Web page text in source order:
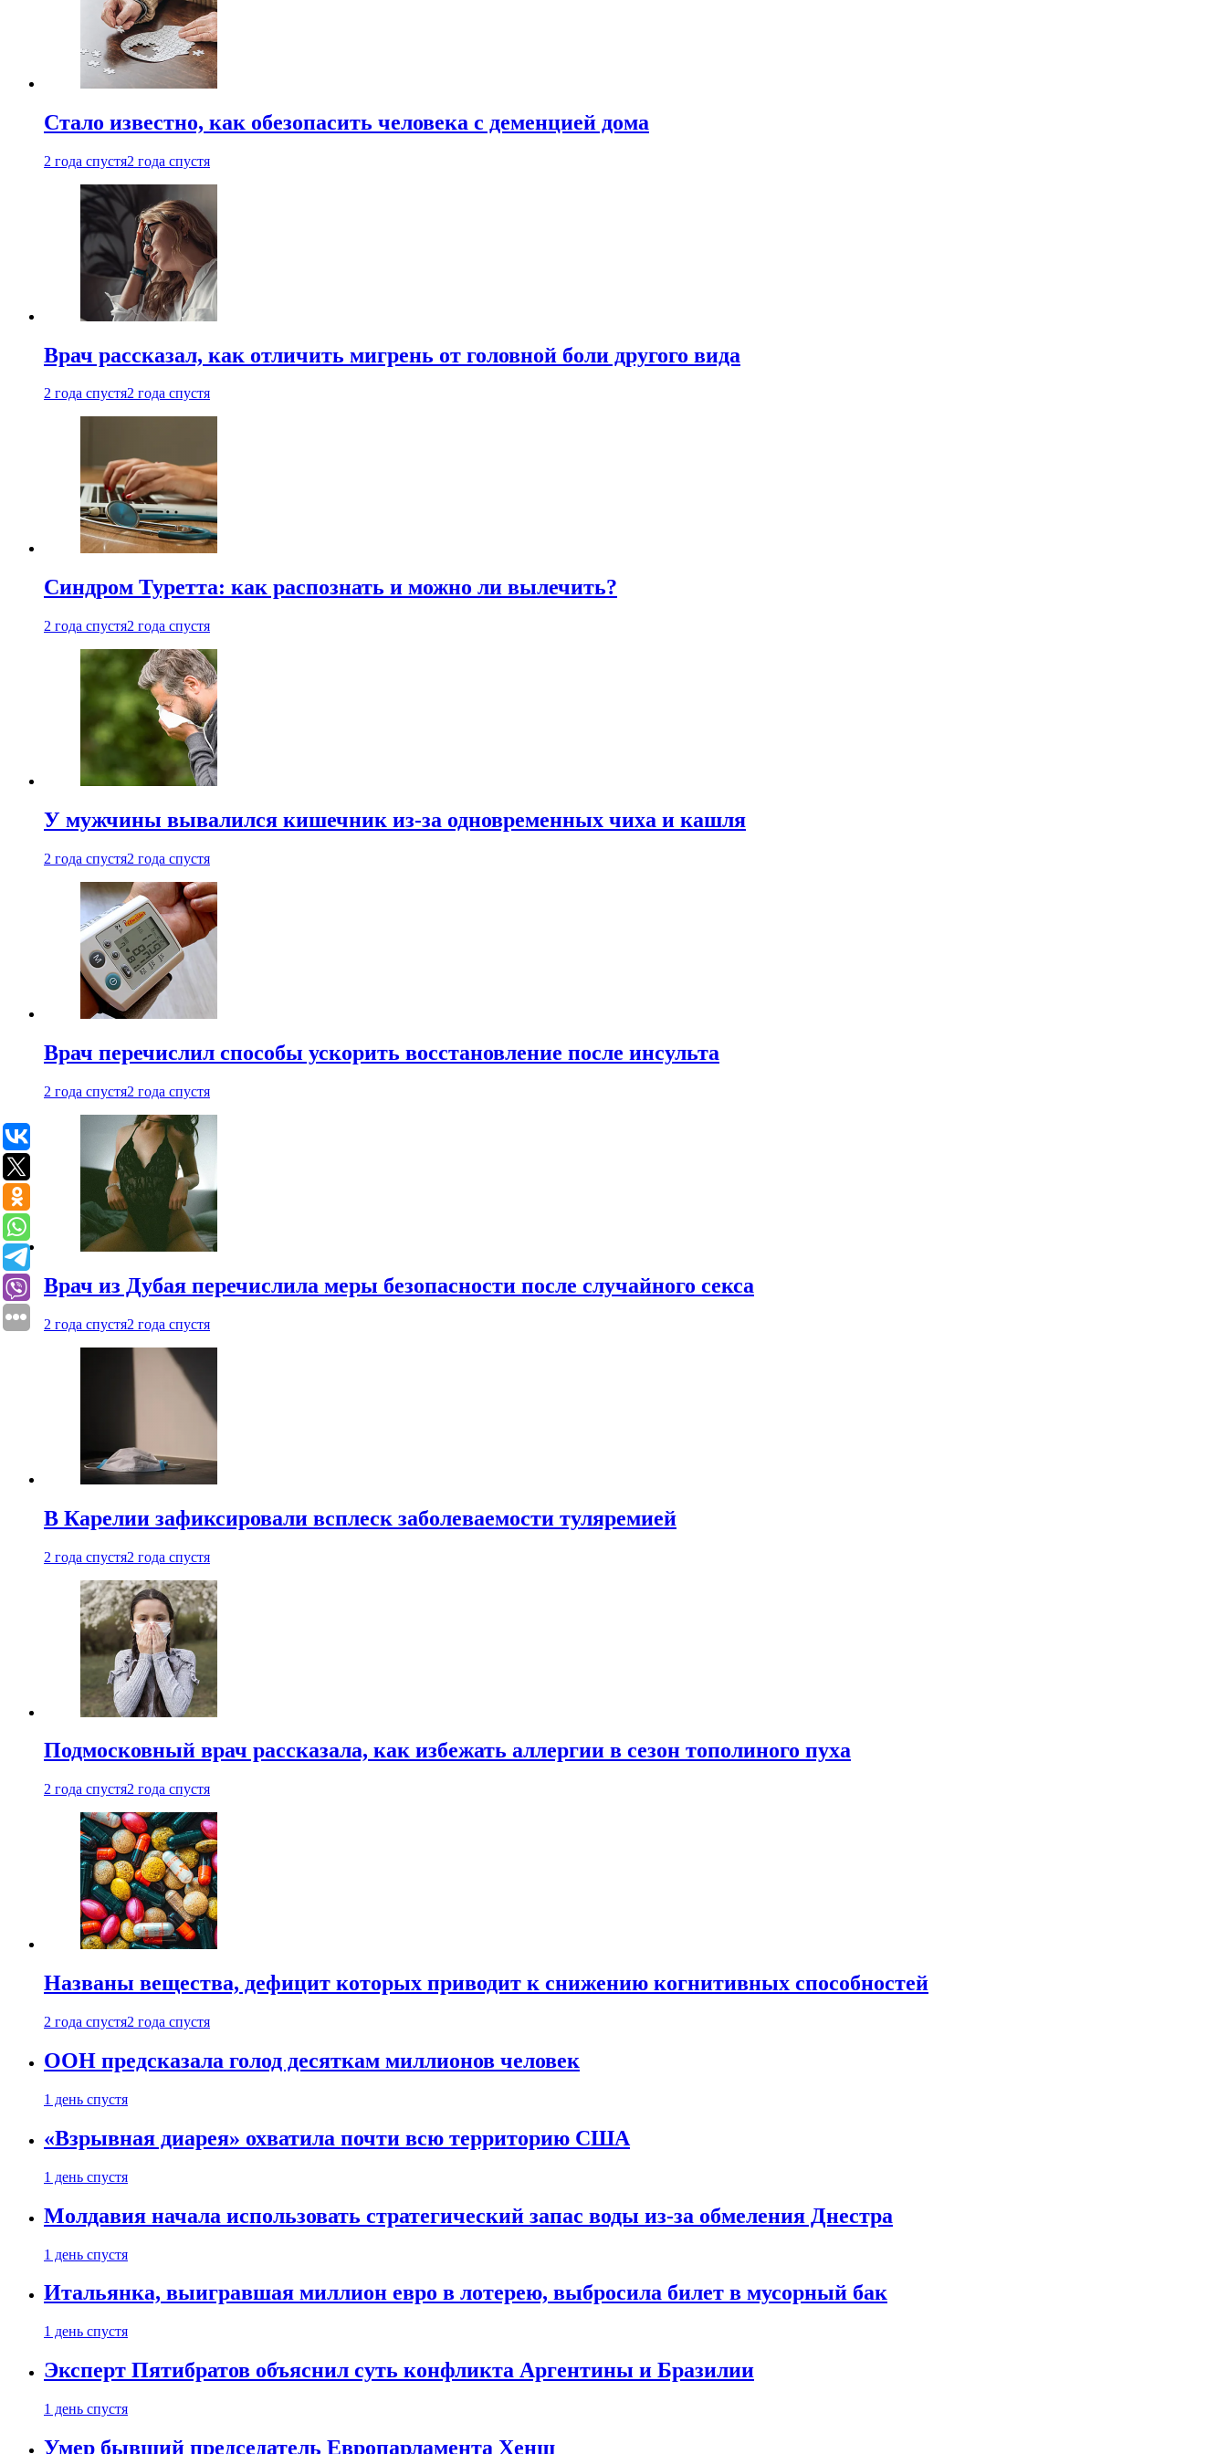
Стало известно, как обезопасить человека с деменцией дома
2 года спустя2 года спустя
Врач рассказал, как отличить мигрень от головной боли другого вида
2 года спустя2 года спустя
Синдром Туретта: как распознать и можно ли вылечить?
2 года спустя2 года спустя
У мужчины вывалился кишечник из-за одновременных чиха и кашля
2 года спустя2 года спустя
Врач перечислил способы ускорить восстановление после инсульта
2 года спустя2 года спустя
Врач из Дубая перечислила меры безопасности после случайного секса
2 года спустя2 года спустя
В Карелии зафиксировали всплеск заболеваемости туляремией
2 года спустя2 года спустя
Подмосковный врач рассказала, как избежать аллергии в сезон тополиного пуха
2 года спустя2 года спустя
Названы вещества, дефицит которых приводит к снижению когнитивных способностей
2 года спустя2 года спустя
ООН предсказала голод десяткам миллионов человек
1 день спустя
«Взрывная диарея» охватила почти всю территорию США
1 день спустя
Молдавия начала использовать стратегический запас воды из-за обмеления Днестра
1 день спустя
Итальянка, выигравшая миллион евро в лотерею, выбросила билет в мусорный бак
1 день спустя
Эксперт Пятибратов объяснил суть конфликта Аргентины и Бразилии
1 день спустя
Умер бывший председатель Европарламента Хенш